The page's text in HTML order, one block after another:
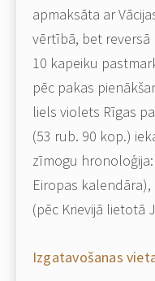
apmaksāta ar
vērtībā, bet reversā
10 kapeiku
pēc pakas
liels violets Rīgas
(53 rub. 90 kop.)
zīmogu
Eiropas
(pēc Krievijā lietotā
Izgatavošanas